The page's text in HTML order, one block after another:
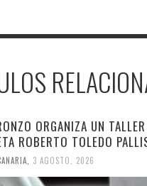
ORGANIZA UN
ROBERTO TOLEDO
3 AGOSTO, 2026